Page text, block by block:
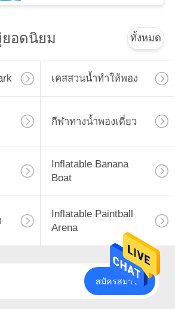
อดนิยม ทั้งหมด
เคสสวนน้ำทำให้พอง
กีฬาทางน้ำพองเดี่ยว
Inflatable Banana
Boat
Inflatable Paintball
Arena
สมัครสมาชิก